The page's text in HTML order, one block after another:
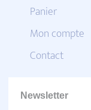
Panier
Mon compte
Contact
Newsletter